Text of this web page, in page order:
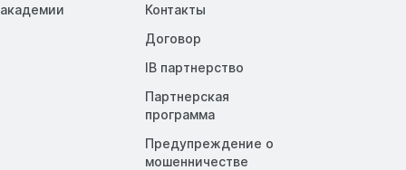
Контакты
Договор
IB партнерство
Партнерская
программа
Предупреждение о
мошенничестве